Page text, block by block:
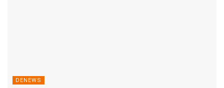
DENEWS